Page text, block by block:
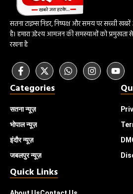
सतना टाइम्स निडर, निष्पक्ष और समय पर सच्ची
है। हमारा उद्देश्य आमजन की समस्याओं को
रखना है
Categories
सतना न्यूज़
भोपालन्यूज़
इंदौरन्यूज़
जबलपुर न्यूज़
Quick Links